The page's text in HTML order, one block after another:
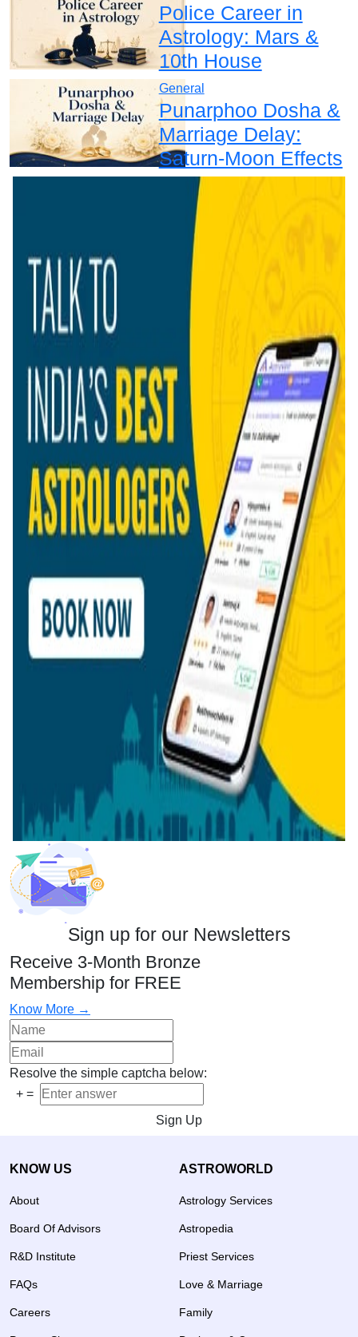
Police Career in
Astrology: Mars &
10th House
General
Punarphoo Dosha &
Marriage Delay:
Saturn-Moon Effects
Sign up for our Newsletters
Receive 3-Month Bronze
Membership for FREE
Know More →
Resolve the simple captcha below:
+ =
Sign Up
KNOW US
About
Board Of Advisors
R&D Institute
FAQs
Careers
ASTROWORLD
Astrology Services
Astropedia
Priest Services
Love & Marriage
Family